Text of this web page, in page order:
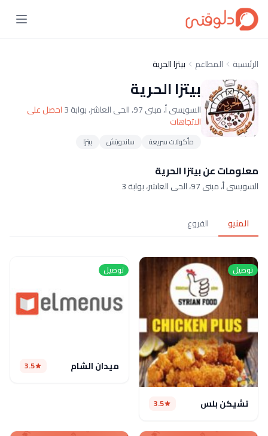
الرئيسية المطاعم بيتزا الحرية
بيتزا الحرية
السويسى أ، مبنى 97، الحى العاشر، بوابة 3 احصل على
الاتجاهات
مأكولات سريعة ساندويتش بيتزا
معلومات عن بيتزا الحرية
السويسى أ، مبنى 97، الحى العاشر، بوابة 3
المنيو الفروع
توصيل
تشيكن بلس 3.5
توصيل
ميدان الشام 3.5